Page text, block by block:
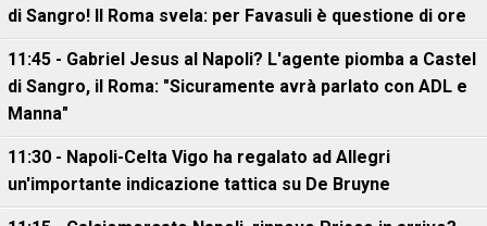
di Sangro! Il Roma svela: per Favasuli è questione di ore
11:45 - Gabriel Jesus al Napoli? L'agente piomba a Castel
di Sangro, il Roma: "Sicuramente avrà parlato con ADL e
Manna"
11:30 - Napoli-Celta Vigo ha regalato ad Allegri
un'importante indicazione tattica su De Bruyne